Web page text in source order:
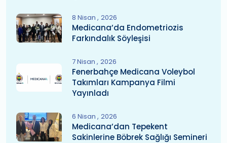
8 Nisan 2026
Medicana’da Endometriozis
Farkındalık Söyleşisi
7 Nisan 2026
Fenerbahçe Medicana Voleybol
Takımları Kampanya Filmi
Yayınladı
6 Nisan 2026
Medicana’dan Tepekent
Sakinlerine Böbrek Sağlığı Semineri